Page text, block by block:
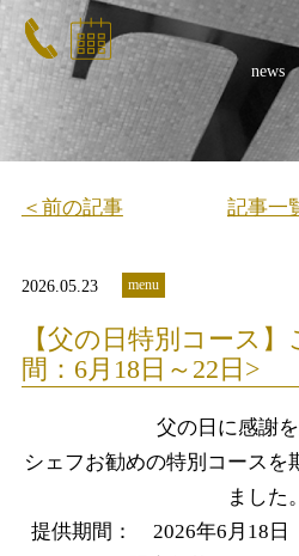
news
＜前の記事 記事一
2026.05.23 menu
【父の日特別コース
間：6月18日～22日>
父の日に感謝を
シェフお勧めの特別コースを
ました。
提供期間： 2026年6月18日